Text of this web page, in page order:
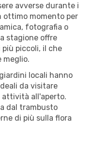
avverse durante i
ottimo momento per
fotografia o
stagione offre
piccoli, il che
meglio.
locali hanno
da visitare
attività all'aperto.
dal trambusto
di più sulla flora